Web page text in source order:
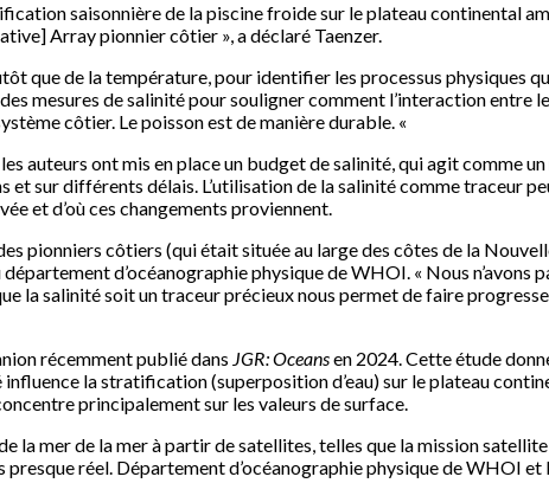
saisonnière de la piscine froide sur le plateau continental
Array pionnier côtier », a déclaré Taenzer.
que de la température, pour identifier les processus physiques
mesures de salinité pour souligner comment l’interaction
côtier. Le poisson est de manière durable. «
auteurs ont mis en place un budget de salinité, qui agit comme
sur différents délais. L’utilisation de la salinité comme traceur
et d’où ces changements proviennent.
pionniers côtiers (qui était située au large des côtes de la
d’océanographie physique de WHOI. « Nous
la salinité soit un traceur précieux nous permet de faire
récemment publié dans JGR: Oceansen 2024. Cette étude
la stratification (superposition d’eau) sur le plateau
principalement sur les valeurs de surface.
la mer de la mer à partir de satellites, telles que la mission
presque réel. Département d’océanographie physique de WHOI